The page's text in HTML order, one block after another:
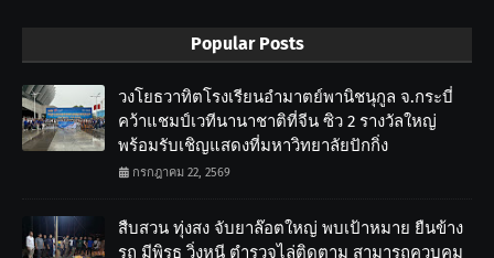
Popular Posts
วงโยธวาทิตโรงเรียนอำมาตย์พานิชนุกูล จ.กระบี่
คว้าแชมป์เวทีนานาชาติที่จีน ซิว 2 รางวัลใหญ่
พร้อมรับเชิญแสดงที่มหาวิทยาลัยปักกิ่ง
กรกฎาคม 22, 2569
สืบสวน ทุ่งสง จับยาล๊อตใหญ่ พบเป้าหมาย ยืนข้าง
รถ มีพิรุธ วิ่งหนี ตำรวจไล่ติดตาม สามารถควบคุม